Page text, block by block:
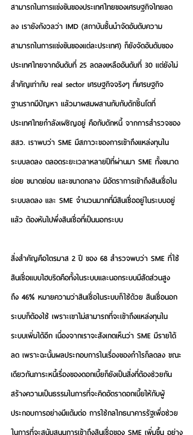
สามารถในการแข่งขันของประเทศไทยของเศรษฐกิจไทยลด
ลง เรายังกังวลว่า IMD (สถาบันชั้นนำจัดอันดับความ
สามารถในการแข่งขันของแต่ละประเทศ) ก็ยังจัดอันดับของ
ประเทศไทยจากอันดับที่ 25 ลดลงเหลืออันดับที่ 30 แต่ยังไม่
สำคัญเท่ากับ real sector เศรษฐกิจจริงๆ ที่เศรษฐกิจ
ฐานรากมีปัญหา แล้วมาผสมผสานกับกับดักชิ้นโตที่
ประเทศไทยกำลังเผชิญอยู่ คือกับดักหนี้ จากการสำรวจของ
สสว. เราพบว่า SME มีสภาวะของการเข้าถึงแหล่งทุนใน
ระบบลดลง ตลอดระยะเวลาหลายปีที่ผ่านมา SME ทั้งขนาด
ย่อย ขนาดย่อม และขนาดกลาง มีอัตราการเข้าถึงสินเชื่อใน
ระบบลดลง และ SME จำนวนมากที่มีสินเชื่ออยู่ในระบบอยู่
แล้ว ต้องหันไปพึ่งสินเชื่อที่เป็นนอกระบบ
สิ่งสำคัญคือไตรมาส 2 ปี ของ 68 สำรวจพบว่า SME ที่ใช้
สินเชื่อแบบไฮบริดคือทั้งในระบบและนอกระบบมีสัดส่วนสูง
ถึง 46% หมายความว่าสินเชื่อในระบบก็ใช้ด้วย สินเชื่อนอก
ระบบก็ต้องใช้ เพราะเขาไม่สามารถที่จะเข้าถึงแหล่งทุนใน
ระบบเพิ่มได้อีก เนื่องจากเราจะสังเกตเห็นว่า SME มีรายได้
ลด เพราะฉะนั้นผลประกอบการในเรื่องของกำไรก็ลดลง ขณะ
เดียวกันภาระหนี้เรื่องของดอกเบี้ยก็ยังเป็นสิ่งที่ต้องช่วยกัน
สร้างความเป็นธรรมในการที่จะคิดอัตราดอกเบี้ยให้กับผู้
ประกอบการอย่างมีแต้มต่อ การใช้กลไกธนาคารรัฐเพื่อช่วย